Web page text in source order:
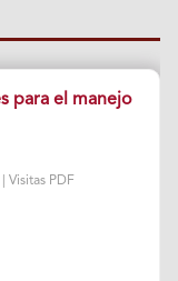
para el manejo
Visitas PDF